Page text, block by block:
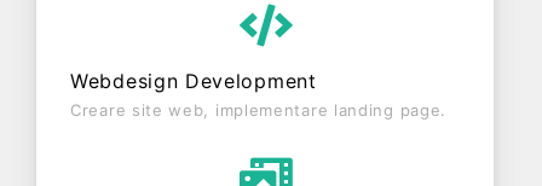
Webdesign Development
Creare site web, implementare landing page.